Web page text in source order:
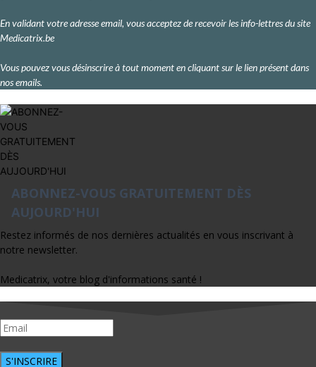
En validant votre adresse email, vous acceptez de recevoir les info-lettres du site
Medicatrix.be
Vous pouvez vous désinscrire à tout moment en cliquant sur le lien présent dans
nos emails.
ABONNEZ-VOUS GRATUITEMENT DÈS
AUJOURD'HUI
Restez informés de nos dernières actualités en vous inscrivant à
notre newsletter.
Medicatrix, votre blog d'informations santé !
S'INSCRIRE